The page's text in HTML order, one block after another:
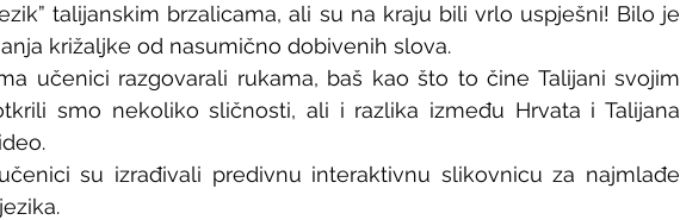
talijanskim brzalicama, ali su na kraju bili vrlo uspješni! Bilo je
križaljke od nasumično dobivenih slova.
učenici razgovarali rukama, baš kao što to čine Talijani svojim
smo nekoliko sličnosti, ali i razlika između Hrvata i Talijana
su izrađivali predivnu interaktivnu slikovnicu za najmlađe